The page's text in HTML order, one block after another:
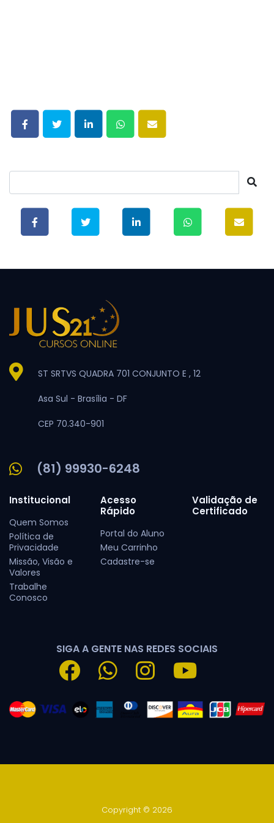
ST SRTVS QUADRA 701 CONJUNTO E , 12
Asa Sul - Brasília - DF
CEP 70.340-901
(81) 99930-6248
Institucional
Quem Somos
Política de
Privacidade
Missão, Visão e
Valores
Trabalhe
Conosco
Acesso
Rápido
Portal do Aluno
Meu Carrinho
Cadastre-se
Validação de
Certificado
SIGA A GENTE NAS REDES SOCIAIS
Copyright © 2026